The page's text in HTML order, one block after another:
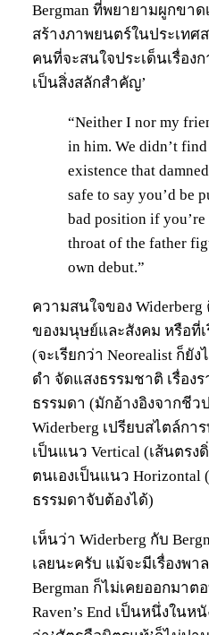
Bergman ที่พยายามผูกขา
สร้างภาพยนตร์ในประเทศ
คนที่จะสนใจประเด็นเรื่อง
เป็นสิ่งสลักสำคัญ’
“Neither I nor my
in him. We didn’t find
existence that
safe to say you’d be
bad position if
throat of the father
own debut.”
ความสนใจของ
ของมนุษย์และสังคม หรือที่เ
(จะเรียกว่า Neorealist ก็
ดำ จัดแสงธรรมชาติ เรื่อง
ธรรมดา (มักอ้างอิงจากชีว
Widerberg เปรียบสไตล์กา
เป็นแนว Vertical (เส้นตรง
ตนเองเป็นแนว
ธรรมดาจับต้องได้)
เห็นว่า Widerberg กับ
เลยนะครับ แม้จะมีเรื่องพ
Bergman ก็ไม่เคยออกมาต
Raven’s End เป็นหนึ่งในห